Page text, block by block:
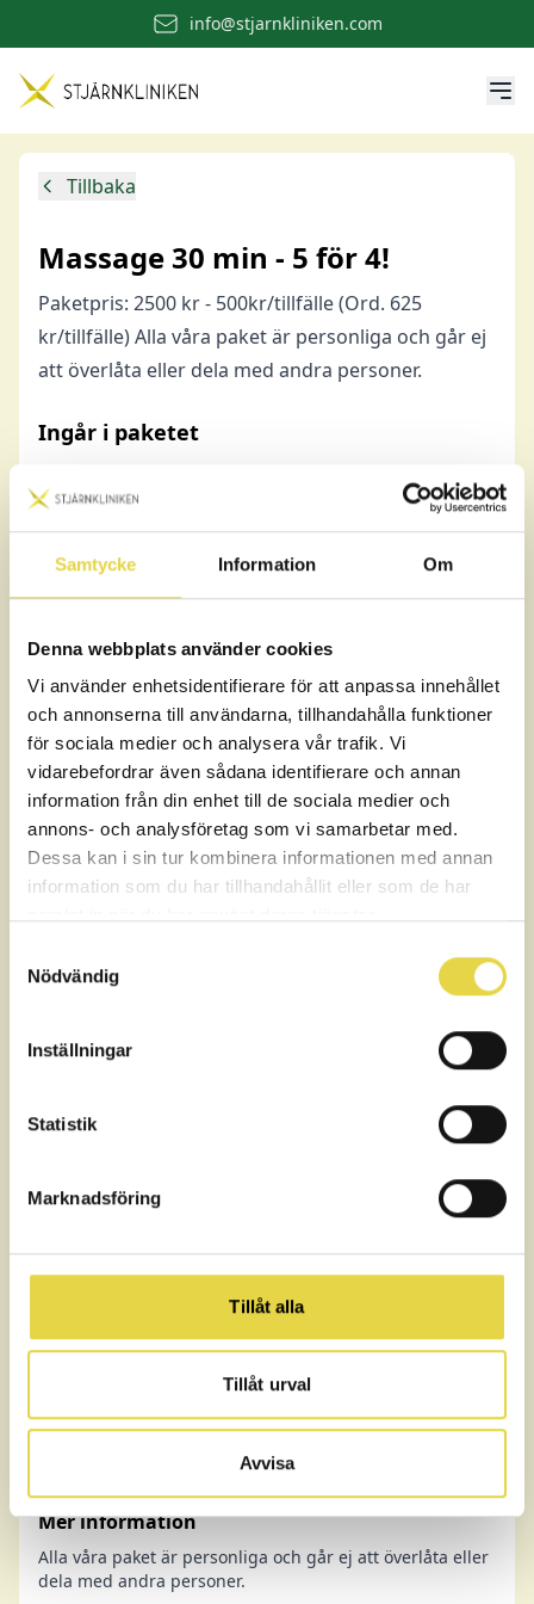
Samtycke Information Om
Denna webbplats använder cookies
Vi använder enhetsidentifierare för att anpassa innehållet
och annonserna till användarna, tillhandahålla funktioner
för sociala medier och analysera vår trafik. Vi
vidarebefordrar även sådana identifierare och annan
information från din enhet till de sociala medier och
annons- och analysföretag som vi samarbetar med.
Dessa kan i sin tur kombinera informationen med annan
information som du har tillhandahållit eller som de har
Nödvändig
Inställningar
Statistik
Marknadsföring
Tillåt alla
Tillåt urval
Avvisa
info@stjarnkliniken.com
Tillbaka
Massage 30 min - 5 för 4!
Paketpris: 2500 kr - 500kr/tillfälle (Ord. 625
kr/tillfälle) Alla våra paket är personliga och går ej
att överlåta eller dela med andra personer.
Ingår i paketet
Massage 30 min (ord. 625 kr/st)
Ordinarie värde: 3 125 kr
Paketpris: 2 500 kr
Du sparar 625 kr
Alla betalningar hanteras av Klarna, du kan välja att
betala direkt med kort, Swish eller bankkonto samt dela
upp din betalning.
Du måste logga in för att kunna genomföra
köp hos oss.
Logga in för att köpa
BankID-verifiering sker via vår partner My AIMI AB
Mer information
Alla våra paket är personliga och går ej att överlåta eller
dela med andra personer.